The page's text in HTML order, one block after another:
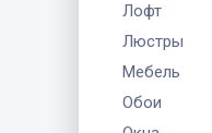
Лофт
Люстры
Мебель
Обои